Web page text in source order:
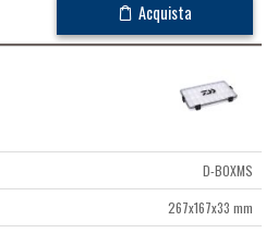
Acquista
D-BOXMS
267x167x33 mm